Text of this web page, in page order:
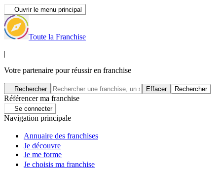
Ouvrir le menu principal
Toute la Franchise
|
Votre partenaire pour réussir en franchise
Rechercher Effacer Rechercher
Référencer ma franchise
Se connecter
Navigation principale
Annuaire des franchises
Je découvre
Je me forme
Je choisis ma franchise